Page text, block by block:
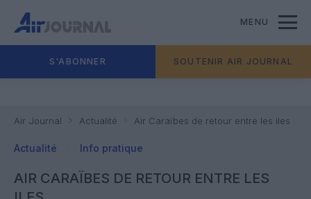
MENU
S'ABONNER SOUTENIR AIR JOURNAL
Air Journal Actualité Air Caraïbes de retour entre les iles
Actualité Info pratique
AIR CARAÏBES DE RETOUR ENTRE LES